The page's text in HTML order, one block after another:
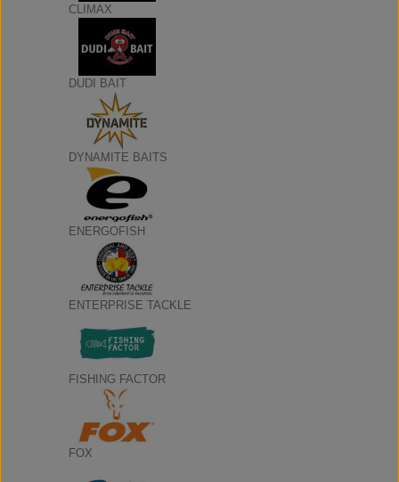
CLIMAX
DUDI BAIT
DYNAMITE BAITS
ENERGOFISH
ENTERPRISE TACKLE
FISHING FACTOR
FOX